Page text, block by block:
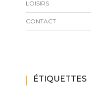
LOISIRS
CONTACT
ÉTIQUETTES